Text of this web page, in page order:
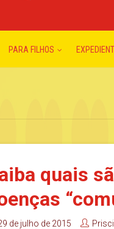
PARA FILHOS
quais
de julho de 2015